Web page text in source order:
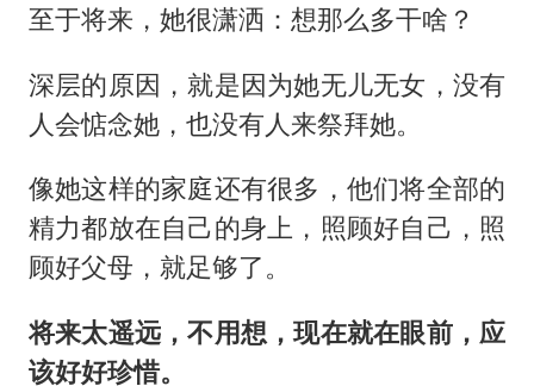
至于将来，她很潇洒：想那么多干啥？
深层的原因，就是因为她无儿无女，没有
人会惦念她，也没有人来祭拜她。
像她这样的家庭还有很多，他们将全部的
精力都放在自己的身上，照顾好自己，照
顾好父母，就足够了。
将来太遥远，不用想，现在就在眼前，应
该好好珍惜。